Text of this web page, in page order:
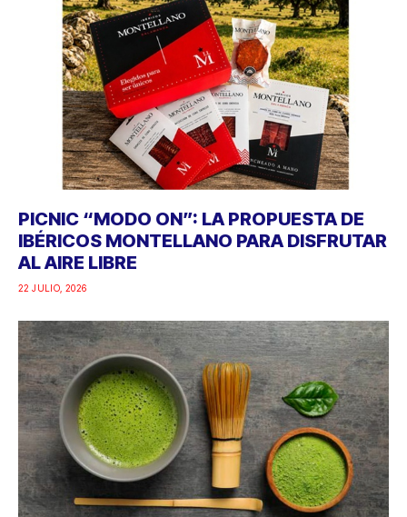
PICNIC “MODO ON”: LA PROPUESTA DE
IBÉRICOS MONTELLANO PARA DISFRUTAR
AL AIRE LIBRE
22 JULIO, 2026